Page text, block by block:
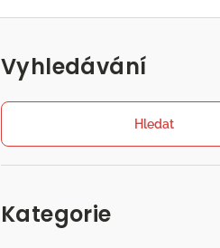
Vyhledávání
Hledat
Kategorie